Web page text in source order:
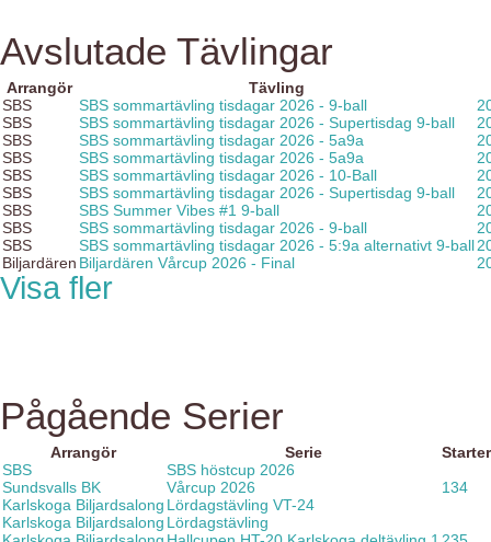
Avslutade Tävlingar
Arrangör
Tävling
SBS
SBS sommartävling tisdagar 2026 - 9-ball
SBS
SBS sommartävling tisdagar 2026 - Supertisdag 9-ball
SBS
SBS sommartävling tisdagar 2026 - 5a9a
SBS
SBS sommartävling tisdagar 2026 - 5a9a
SBS
SBS sommartävling tisdagar 2026 - 10-Ball
SBS
SBS sommartävling tisdagar 2026 - Supertisdag 9-ball
SBS
SBS Summer Vibes #1 9-ball
SBS
SBS sommartävling tisdagar 2026 - 9-ball
SBS
SBS sommartävling tisdagar 2026 - 5:9a alternativt 9-ball
Biljardären Biljardären Vårcup 2026 - Final
Visa fler
Pågående Serier
Arrangör Serie
Starter
SBS
SBS höstcup 2026
Sundsvalls BK
Vårcup 2026
134
Karlskoga Biljardsalong Lördagstävling VT-24
Karlskoga Biljardsalong Lördagstävling